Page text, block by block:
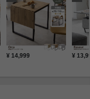
¥ 14,999 ¥